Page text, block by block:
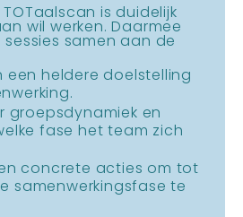
is duidelijk
wil werken. Daarmee
samen aan de
een heldere doelstelling
groepsdynamiek en
fase het team zich
concrete acties om tot
samenwerkingsfase te